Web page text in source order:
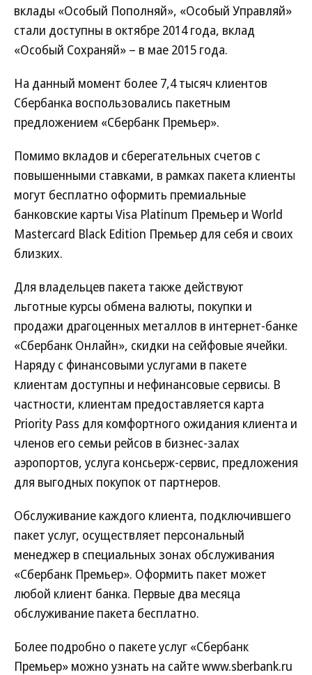
вклады «Особый Пополняй», «Особый Управляй»
стали доступны в октябре 2014 года, вклад
«Особый Сохраняй» – в мае 2015 года.
На данный момент более 7,4 тысяч клиентов
Сбербанка воспользовались пакетным
предложением «Сбербанк Премьер».
Помимо вкладов и сберегательных счетов с
повышенными ставками, в рамках пакета клиенты
могут бесплатно оформить премиальные
банковские карты Visa Platinum Премьер и World
Mastercard Black Edition Премьер для себя и своих
близких.
Для владельцев пакета также действуют
льготные курсы обмена валюты, покупки и
продажи драгоценных металлов в интернет-банке
«Сбербанк Онлайн», скидки на сейфовые ячейки.
Наряду с финансовыми услугами в пакете
клиентам доступны и нефинансовые сервисы. В
частности, клиентам предоставляется карта
Priority Pass для комфортного ожидания клиента и
членов его семьи рейсов в бизнес-залах
аэропортов, услуга консьерж-сервис, предложения
для выгодных покупок от партнеров.
Обслуживание каждого клиента, подключившего
пакет услуг, осуществляет персональный
менеджер в специальных зонах обслуживания
«Сбербанк Премьер». Оформить пакет может
любой клиент банка. Первые два месяца
обслуживание пакета бесплатно.
Более подробно о пакете услуг «Сбербанк
Премьер» можно узнать на сайте www.sberbank.ru